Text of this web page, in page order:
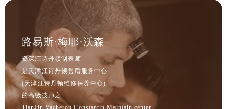
路易斯·梅耶·沃森
资深江诗丹顿制表师
是天津江诗丹顿售后服务中心
(天津江诗丹顿维修保养中心)
的高级技师之一
TianJin Vacheron Constantin Maintain center